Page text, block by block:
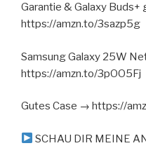
Garantie & Galaxy
https://amzn.to/3sazp5g
Samsung Galaxy 25W
https://amzn.to/3pOO5Fj
Gutes Case → https://
SCHAU DIR MEINE